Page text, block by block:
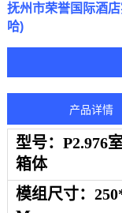
抚州市荣誉国际酒
哈)
产品详情
型号：P2.976
箱体
模组尺寸： 250